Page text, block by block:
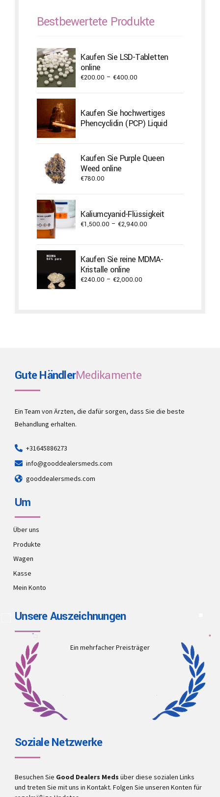
Bestbewertete Produkte
Kaufen Sie LSD-Tabletten
online
€200.00 – €400.00
through
€400.00
Kaufen Sie hochwertiges
Phencyclidin (PCP) Liquid
Kaufen Sie Purple Queen
Weed online
€780.00
Kaliumcyanid-Flüssigkeit
€1,500.00 – €2,940.00
through
€2,940.00
Kaufen Sie reine MDMA-
Kristalle online
€240.00 – €2,000.00
Gute HändlerMedikamente
Ein Team von Ärzten, die dafür sorgen, dass Sie die beste
Behandlung erhalten.
+31645886273
info@gooddealersmeds.com
gooddealersmeds.com
Um
Über uns
Produkte
Wagen
Kasse
Mein Konto
Unsere Auszeichnungen
Ein mehrfacher Preisträger
Soziale Netzwerke
Besuchen Sie Good Dealers Meds über diese sozialen Links
und treten Sie mit uns in Kontakt. Folgen Sie unseren Konten für